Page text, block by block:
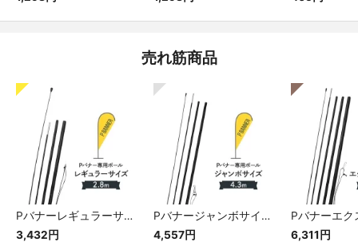
売れ筋商品
Pバナーレギュラーサイズ専用ポール
3,432円
Pバナージャンボサイズ専用ポール
4,557円
6,311円